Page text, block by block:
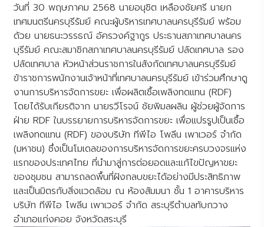
วันที่ 30 พฤษภาคม 2568 นายอนุชิต เหลืองชัยศรี นายก
เทศมนตรีนครบุรีรัมย์ คณะผู้บริหารเทศบาลนครบุรีรัมย์ พร้อม
ด้วย นายธนะวรรธณ์ อัครวงค์ฐากูร ประธานสภาเทศบาลนคร
บุรีรัมย์ คณะสมาชิกสภาเทศบาลนครบุรีรัมย์ ปลัดเทศบาล รอง
ปลัดเทศบาล หัวหน้าส่วนราชการในสังกัดเทศบาลนครบุรีรัมย์
ข้าราชการพนักงานเจ้าหน้าที่เทศบาลนครบุรีรัมย์ เข้าร่วมศึกษาดู
งานการบริหารจัดการขยะ เพื่อผลิตเชื้อเพลิงทดแทน (RDF)
โดยได้รับเกียรติจาก นายรวีโรจน์ ชัยพิมลผลิน ผู้ช่วยผู้จัดการ
ฝ่าย RDF ในบรรยายการบริหารจัดการขยะ เพื่อแปรรูปเป็นเชื้อ
เพลิงทดแทน (RDF) ของบริษัท ทีพีไอ โพลีน เพาเวอร์ จำกัด
(มหาชน) ซึ่งเป็นโมเดลของการบริหารจัดการขยะครบวงจรแห่ง
แรกของประเทศไทย ที่นำมาสู่การต่อยอดและแก้ไขปัญหาขยะ
ของชุมชน สามารถลดพื้นที่ฝังกลบขยะได้อย่างมีประสิทธิภาพ
และเป็นมิตรกับสิ่งแวดล้อม ณ ห้องสัมมนา ชั้น 1 อาคารบริหาร
บริษัท ทีพีไอ โพลีน เพาเวอร์ จำกัด สระบุรีตำบลทับกวาง
อำเภอแก่งคอย จังหวัดสระบุรี